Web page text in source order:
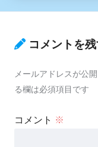
コメントを
メールアドレスが公
る欄は必須項目です
コメント ※